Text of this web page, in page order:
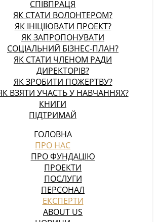
СПІВПРАЦЯ
ЯК СТАТИ ВОЛОНТЕРОМ?
ЯК ІНІЦІЮВАТИ ПРОЕКТ?
ЯК ЗАПРОПОНУВАТИ
СОЦІАЛЬНИЙ БІЗНЕС-ПЛАН?
ЯК СТАТИ ЧЛЕНОМ РАДИ
ДИРЕКТОРІВ?
ЯК ЗРОБИТИ ПОЖЕРТВУ?
ВЗЯТИ УЧАСТЬ У НАВЧАННЯХ?
КНИГИ
ПІДТРИМАЙ
ГОЛОВНА
ПРО НАС
ПРО ФУНДАЦІЮ
ПРОЕКТИ
ПОСЛУГИ
ПЕРСОНАЛ
ЕКСПЕРТИ
ABOUT US